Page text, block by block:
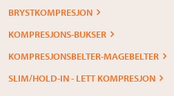
BRYSTKOMPRESJON
KOMPRESJONS-BUKSER
KOMPRESJONSBELTER-MAGEBELTER
SLIM/HOLD-IN - LETT KOMPRESJON